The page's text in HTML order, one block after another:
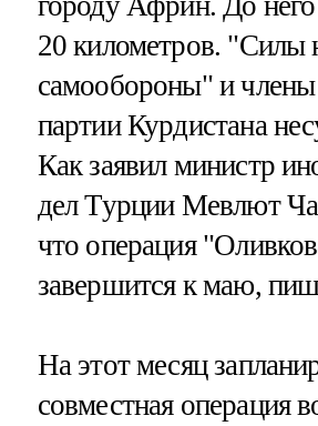
20 километров. "Силы
самообороны" и
партии Курдистана
Как заявил министр
дел Турции Мевлют
что операция
завершится к маю,
На этот месяц
совместная операция